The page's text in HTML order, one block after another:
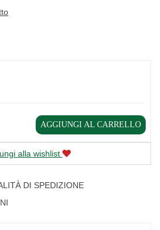
AGGIUNGI AL CARRELLO
alla wishlist
DI SPEDIZIONE